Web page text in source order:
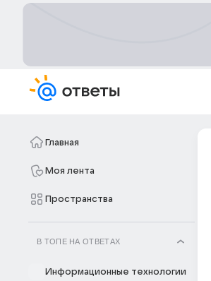
Главная
Моя лента
Пространства
В ТОПЕ НА ОТВЕТАХ
Информационные технологии